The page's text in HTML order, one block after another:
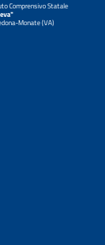
Comprensivo Statale
Monate (VA)